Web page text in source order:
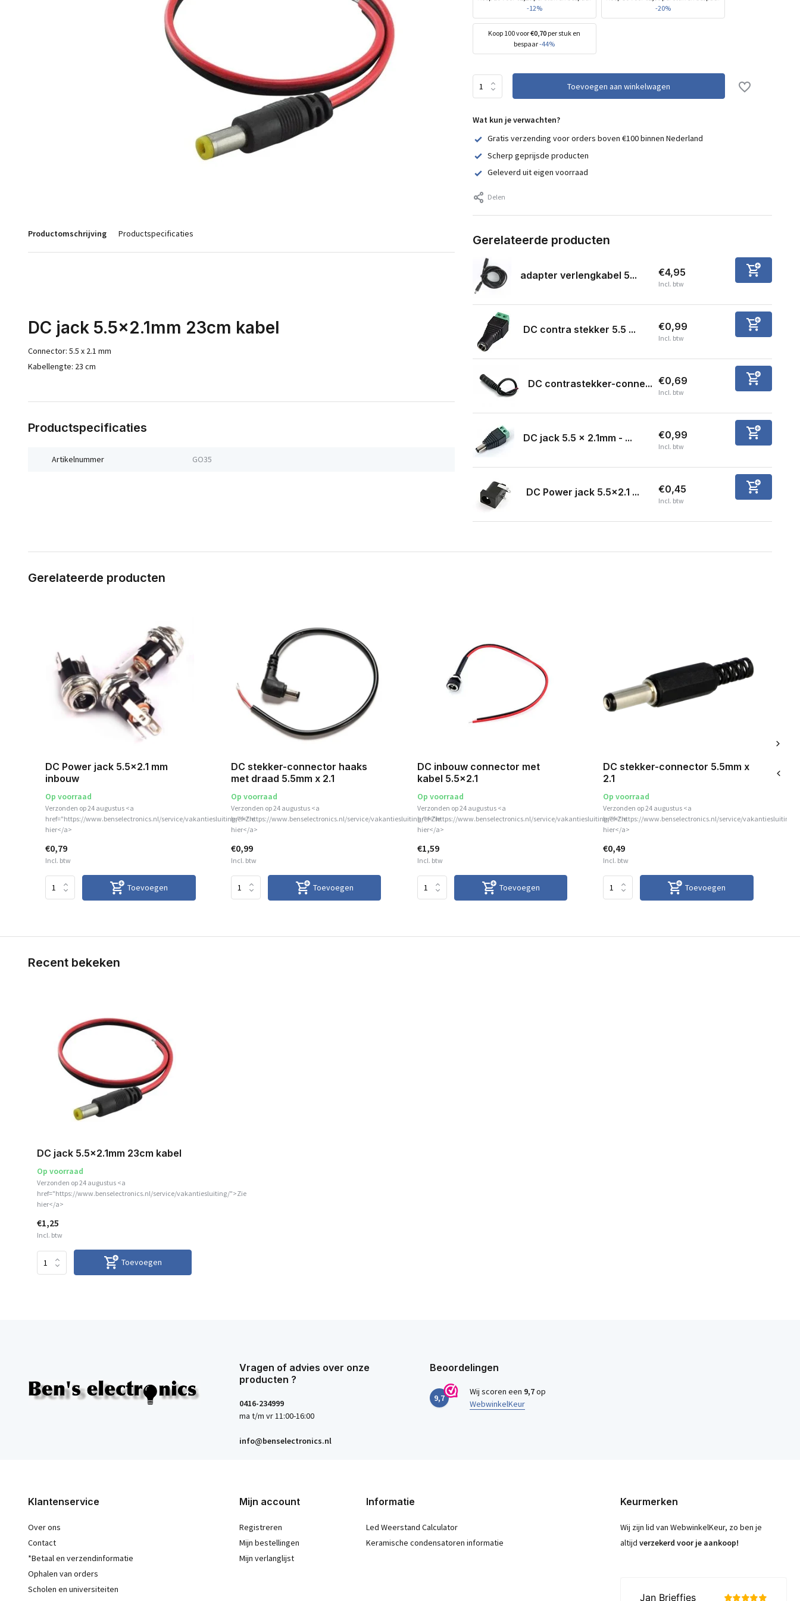
Productomschrijving Productspecificaties
DC jack 5.5x2.1mm 23cm kabel
Connector: 5.5 x 2.1 mm
Kabellengte: 23 cm
Productspecificaties
Artikelnummer GO35
-12%
-20%
Koop 100 voor€0,70 per stuk en
bespaar-44%
Toevoegen aan winkelwagen
Wat kun je verwachten?
Gratis verzending voor orders boven €100 binnen Nederland
Scherp geprijsde producten
Geleverd uit eigen voorraad
Delen
Gerelateerde producten
adapter verlengkabel 5... €4,95
Incl. btw
DC contra stekker 5.5 ... €0,99
Incl. btw
DC contrastekker-conne... €0,69
Incl. btw
DC jack 5.5 x 2.1mm - ... €0,99
Incl. btw
DC Power jack 5.5x2.1 ... €0,45
Incl. btw
Gerelateerde producten
DC Power jack 5.5x2.1 mm
inbouw
Op voorraad
Verzonden op 24 augustus <a
href="https://www.benselectronics.nl/service/vakantiesluiting/">Zie
hier</a>
€0,79
Incl. btw
Toevoegen
DC stekker-connector haaks
met draad 5.5mm x 2.1
Op voorraad
Verzonden op 24 augustus <a
href="https://www.benselectronics.nl/service/vakantiesluiting/">Zie
hier</a>
€0,99
Incl. btw
Toevoegen
DC inbouw connector met
kabel 5.5x2.1
Op voorraad
Verzonden op 24 augustus <a
href="https://www.benselectronics.nl/service/vakantiesluiting/">Zie
hier</a>
€1,59
Incl. btw
Toevoegen
DC stekker-connector 5.5mm x
2.1
Op voorraad
Verzonden op 24 augustus <a
href="https://www.benselectronics.nl/service/vakantiesluiting/
hier</a>
€0,49
Incl. btw
Toevoegen
Recent bekeken
DC jack 5.5x2.1mm 23cm kabel
Op voorraad
Verzonden op 24 augustus <a
href="https://www.benselectronics.nl/service/vakantiesluiting/">Zie
hier</a>
€1,25
Incl. btw
Toevoegen
Vragen of advies over onze
producten ?
0416-234999
ma t/m vr 11:00-16:00
info@benselectronics.nl
Beoordelingen
9,7
Wij scoren een 9,7op
WebwinkelKeur
Klantenservice
Over ons
Contact
*Betaal en verzendinformatie
Ophalen van orders
Scholen en universiteiten
Mijn account
Registreren
Mijn bestellingen
Mijn verlanglijst
Informatie
Led Weerstand Calculator
Keramische condensatoren informatie
Keurmerken
Wij zijn lid van WebwinkelKeur, zo ben je
altijd verzekerd voor je aankoop!